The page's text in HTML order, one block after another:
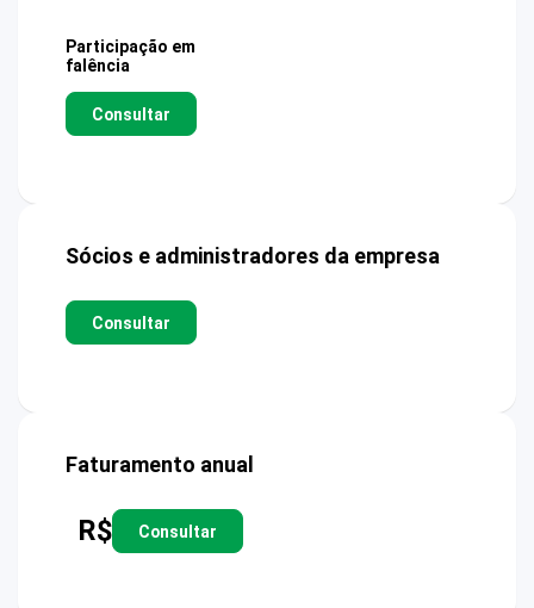
Participação em
falência
Consultar
Sócios e administradores da empresa
Consultar
Faturamento anual
R$ Consultar